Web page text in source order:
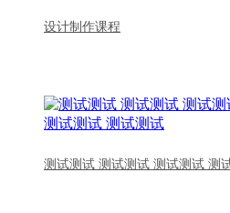
设计制作课程
测试测试 测试测试 测试测试 测